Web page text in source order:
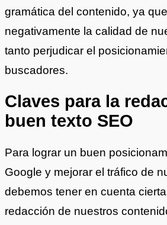
gramática del contenido, ya
negativamente la calidad de
tanto perjudicar el
buscadores.
Claves para la
buen texto SEO
Para lograr un buen
Google y mejorar el tráfico de
debemos tener en cuenta
redacción de nuestros